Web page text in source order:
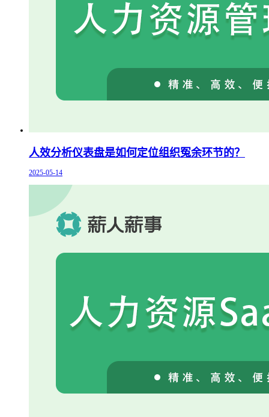
人效分析仪表盘是如何定位组织冤余环节的？
2025-05-14